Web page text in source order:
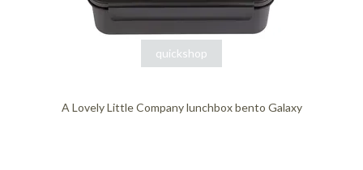
quickshop
A Lovely Little Company lunchbox bento Galaxy